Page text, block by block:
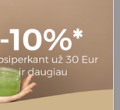
sudrėkintus
pamasažuoti,
nuskalauti.
jei yra
tinka specialiai
linijos šampūnais
Tinka
naudojimą.
vandeniu.